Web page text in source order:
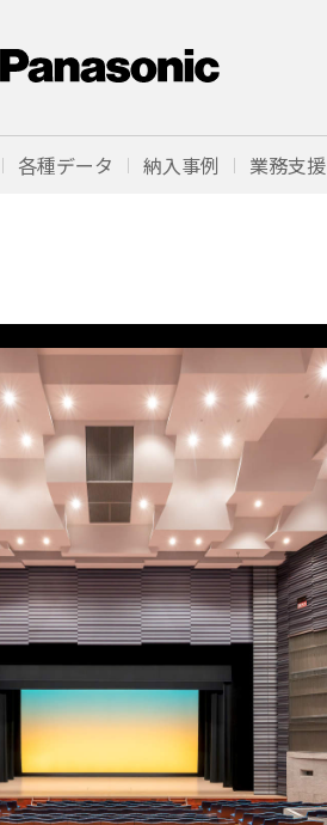
各種データ 納入事例 業務支援